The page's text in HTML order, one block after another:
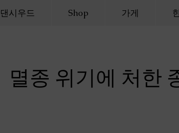
시우드 Shop 가게
멸종 위기에 처한